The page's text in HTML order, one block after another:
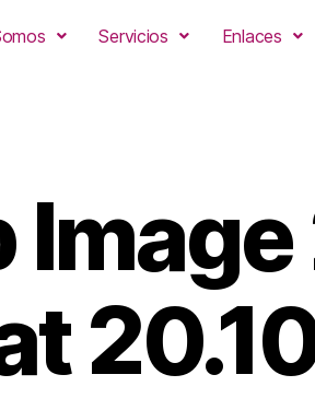
Servicios Enlaces